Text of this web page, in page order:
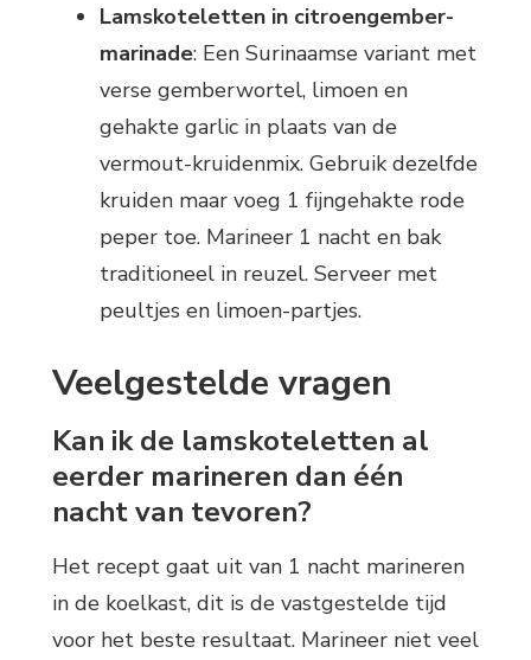
Lamskoteletten in citroengember-
marinade: Een Surinaamse variant met
verse gemberwortel, limoen en
gehakte garlic in plaats van de
vermout-kruidenmix. Gebruik dezelfde
kruiden maar voeg 1 fijngehakte rode
peper toe. Marineer 1 nacht en bak
traditioneel in reuzel. Serveer met
peultjes en limoen-partjes.
Veelgestelde vragen
Kan ik de lamskoteletten al
eerder marineren dan één
nacht van tevoren?
Het recept gaat uit van 1 nacht marineren
in de koelkast, dit is de vastgestelde tijd
voor het beste resultaat. Marineer niet veel